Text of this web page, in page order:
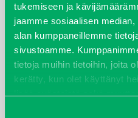
tukemiseen ja
jaamme sosiaalisen
alan kumppaneillemme
sivustoamme.
tietoja muihin tietoihin, joita
kerätty, kun olet käyttänyt
lisää evästeistä sekä
syyskuu 2023
joulukuu 2022
huhtikuu 2022
helmikuu 2022